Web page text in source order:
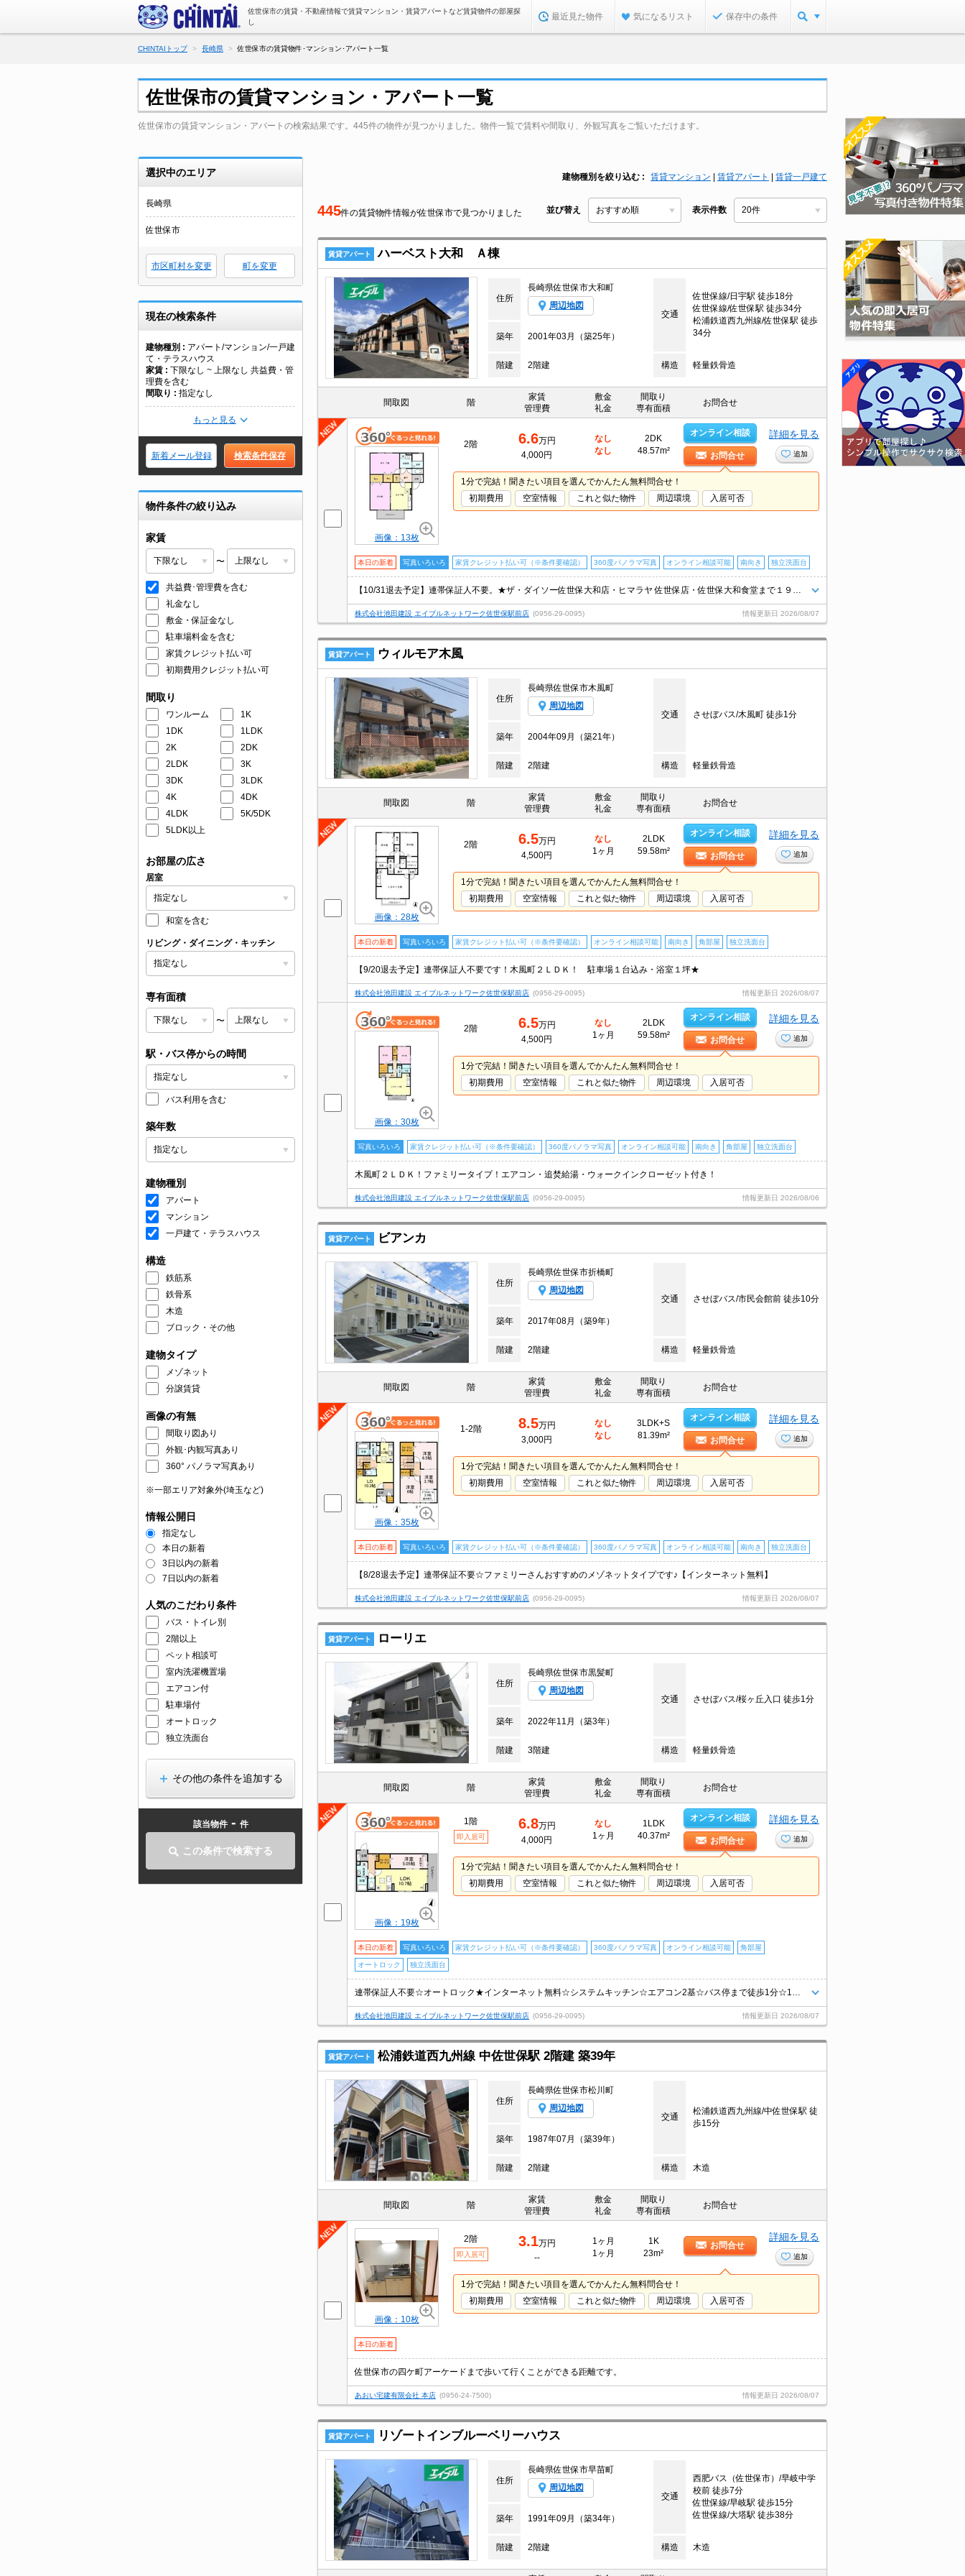
佐世保市の賃貸・不動産情報で賃貸マンション・賃貸アパートなど賃貸物件の部屋探
し
最近見た物件 気になるリスト 保存中の条件
CHINTAIトップ 長崎県 佐世保市の賃貸物件･マンション･アパート一覧
佐世保市の賃貸マンション・アパート一覧
佐世保市の賃貸マンション・アパートの検索結果です。445件の物件が見つかりました。物件一覧で賃料や間取り、外観写真をご覧いただけます。
選択中のエリア
長崎県
佐世保市
市区町村を変更 町を変更
現在の検索条件
建物種別
アパート/マンション/一戸建
て・テラスハウス
家賃
下限なし ~ 上限なし 共益費・管
理費を含む
間取り
指定なし
もっと見る
新着メール登録 検索条件保存
物件条件の絞り込み
家賃
〜
共益費･管理費を含む
礼金なし
敷金・保証金なし
駐車場料金を含む
家賃クレジット払い可
初期費用クレジット払い可
間取り
ワンルーム
1K
1DK
1LDK
2K
2DK
2LDK
3K
3DK
3LDK
4K
4DK
4LDK
5K/5DK
5LDK以上
お部屋の広さ
居室
和室を含む
リビング・ダイニング・キッチン
専有面積
〜
駅・バス停からの時間
バス利用を含む
築年数
建物種別
アパート
マンション
一戸建て・テラスハウス
構造
鉄筋系
鉄骨系
木造
ブロック・その他
建物タイプ
メゾネット
分譲賃貸
画像の有無
間取り図あり
外観･内観写真あり
360° パノラマ写真あり
※一部エリア対象外(埼玉など)
情報公開日
指定なし
本日の新着
3日以内の新着
7日以内の新着
人気のこだわり条件
バス・トイレ別
2階以上
ペット相談可
室内洗濯機置場
エアコン付
駐車場付
オートロック
独立洗面台
その他の条件を追加する
該当物件 - 件
この条件で検索する
建物種別を絞り込む 賃貸マンション 賃貸アパート 賃貸一戸建て
445件の賃貸物件情報が佐世保市で見つかりました 並び替え 表示件数
賃貸アパート ハーベスト大和 Ａ棟
住所
長崎県佐世保市大和町
周辺地図
交通
佐世保線/日宇駅 徒歩18分
佐世保線/佐世保駅 徒歩34分
松浦鉄道西九州線/佐世保駅 徒歩
34分
築年 2001年03月（築25年）
階建 2階建 構造 軽量鉄骨造
間取図 階
家賃
管理費
敷金
礼金
間取り
専有面積
お問合せ
画像：13枚
2階 6.6万円
4,000円
なし
なし
2DK
48.57m²
オンライン相談
お問合せ
詳細を見る
追加
1分で完結！聞きたい項目を選んでかんたん無料問合せ！
初期費用
空室情報 これと似た物件 周辺環境 入居可否
本日の新着 写真いろいろ 家賃クレジット払い可（※条件要確認） 360度パノラマ写真 オンライン相談可能 南向き 独立洗面台
株式会社池田建設 エイブルネットワーク佐世保駅前店 (0956-29-0095) 情報更新日 2026/08/07
賃貸アパート ウィルモア木風
住所
長崎県佐世保市木風町
周辺地図
交通
させぼバス/木風町 徒歩1分
築年 2004年09月（築21年）
階建 2階建 構造 軽量鉄骨造
間取図 階
家賃
管理費
敷金
礼金
間取り
専有面積
お問合せ
画像：28枚
2階 6.5万円
4,500円
なし
1ヶ月
2LDK
59.58m²
オンライン相談
お問合せ
詳細を見る
追加
1分で完結！聞きたい項目を選んでかんたん無料問合せ！
初期費用
空室情報 これと似た物件 周辺環境 入居可否
本日の新着 写真いろいろ 家賃クレジット払い可（※条件要確認） オンライン相談可能 南向き 角部屋 独立洗面台
【9/20退去予定】連帯保証人不要です！木風町２ＬＤＫ！ 駐車場１台込み・浴室１坪★
株式会社池田建設 エイブルネットワーク佐世保駅前店 (0956-29-0095) 情報更新日 2026/08/07
画像：30枚
2階 6.5万円
4,500円
なし
1ヶ月
2LDK
59.58m²
オンライン相談
お問合せ
詳細を見る
追加
1分で完結！聞きたい項目を選んでかんたん無料問合せ！
初期費用
空室情報 これと似た物件 周辺環境 入居可否
写真いろいろ 家賃クレジット払い可（※条件要確認） 360度パノラマ写真 オンライン相談可能 南向き 角部屋 独立洗面台
木風町２ＬＤＫ！ファミリータイプ！エアコン・追焚給湯・ウォークインクローゼット付き！
株式会社池田建設 エイブルネットワーク佐世保駅前店 (0956-29-0095) 情報更新日 2026/08/06
賃貸アパート ビアンカ
住所
長崎県佐世保市折橋町
周辺地図
交通
させぼバス/市民会館前 徒歩10分
築年 2017年08月（築9年）
階建 2階建 構造 軽量鉄骨造
間取図 階
家賃
管理費
敷金
礼金
間取り
専有面積
お問合せ
画像：35枚
1-2階 8.5万円
3,000円
なし
なし
3LDK+S
81.39m²
オンライン相談
お問合せ
詳細を見る
追加
1分で完結！聞きたい項目を選んでかんたん無料問合せ！
初期費用
空室情報 これと似た物件 周辺環境 入居可否
本日の新着 写真いろいろ 家賃クレジット払い可（※条件要確認） 360度パノラマ写真 オンライン相談可能 南向き 独立洗面台
【8/28退去予定】連帯保証不要☆ファミリーさんおすすめのメゾネットタイプです♪【インターネット無料】
株式会社池田建設 エイブルネットワーク佐世保駅前店 (0956-29-0095) 情報更新日 2026/08/07
賃貸アパート ローリエ
住所
長崎県佐世保市黒髪町
周辺地図
交通
させぼバス/桜ヶ丘入口 徒歩1分
築年 2022年11月（築3年）
階建 3階建 構造 軽量鉄骨造
間取図 階
家賃
管理費
敷金
礼金
間取り
専有面積
お問合せ
画像：19枚
1階
即入居可
6.8万円
4,000円
なし
1ヶ月
1LDK
40.37m²
オンライン相談
お問合せ
詳細を見る
追加
1分で完結！聞きたい項目を選んでかんたん無料問合せ！
初期費用
空室情報 これと似た物件 周辺環境 入居可否
本日の新着 写真いろいろ 家賃クレジット払い可（※条件要確認） 360度パノラマ写真 オンライン相談可能 角部屋
オートロック 独立洗面台
株式会社池田建設 エイブルネットワーク佐世保駅前店 (0956-29-0095) 情報更新日 2026/08/07
賃貸アパート 松浦鉄道西九州線 中佐世保駅 2階建 築39年
住所
長崎県佐世保市松川町
周辺地図
交通
松浦鉄道西九州線/中佐世保駅 徒
歩15分
築年
1987年07月（築39年）
階建 2階建 構造 木造
間取図 階
家賃
管理費
敷金
礼金
間取り
専有面積
お問合せ
画像：10枚
2階
即入居可
3.1万円
--
1ヶ月
1ヶ月
1K
23m²
お問合せ
詳細を見る
追加
1分で完結！聞きたい項目を選んでかんたん無料問合せ！
初期費用
空室情報 これと似た物件 周辺環境 入居可否
本日の新着
佐世保市の四ケ町アーケードまで歩いて行くことができる距離です。
あおい宅建有限会社 本店 (0956-24-7500) 情報更新日 2026/08/07
賃貸アパート リゾートインブルーベリーハウス
住所
長崎県佐世保市早苗町
周辺地図
交通
西肥バス（佐世保市）/早岐中学
校前 徒歩7分
佐世保線/早岐駅 徒歩15分
佐世保線/大塔駅 徒歩38分
築年 1991年09月（築34年）
階建 2階建 構造 木造